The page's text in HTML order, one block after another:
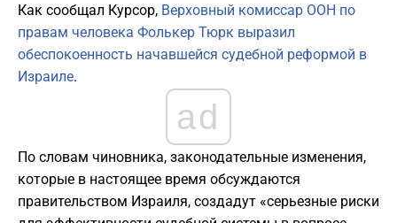
Как сообщал Курсор, Верховный комиссар ООН по
правам человека Фолькер Тюрк выразил
обеспокоенность начавшейся судебной реформой в
Израиле.
ad
По словам чиновника, законодательные изменения,
которые в настоящее время обсуждаются
правительством Израиля, создадут «серьезные риски